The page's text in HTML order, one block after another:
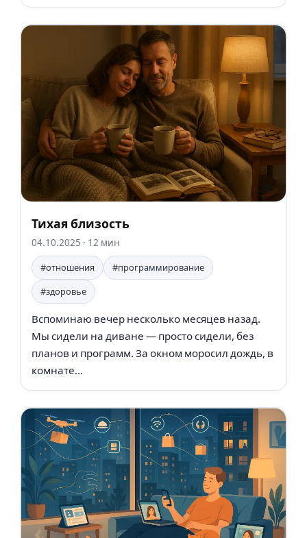
Тихая близость
04.10.2025 · 12 мин
#отношения
#программирование
#здоровье
Вспоминаю вечер несколько месяцев назад.
Мы сидели на диване — просто сидели, без
планов и программ. За окном моросил дождь, в
комнате...